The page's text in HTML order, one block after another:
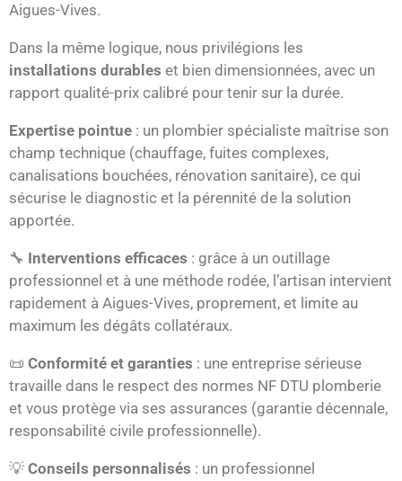
Aigues-Vives.
Dans la même logique, nous privilégions les
installations durables et bien dimensionnées, avec un
rapport qualité-prix calibré pour tenir sur la durée.
Expertise pointue : un plombier spécialiste maîtrise son
champ technique (chauffage, fuites complexes,
canalisations bouchées, rénovation sanitaire), ce qui
sécurise le diagnostic et la pérennité de la solution
apportée.
🔧 Interventions efficaces : grâce à un outillage
professionnel et à une méthode rodée, l’artisan intervient
rapidement à Aigues-Vives, proprement, et limite au
maximum les dégâts collatéraux.
📜 Conformité et garanties : une entreprise sérieuse
travaille dans le respect des normes NF DTU plomberie
et vous protège via ses assurances (garantie décennale,
responsabilité civile professionnelle).
💡 Conseils personnalisés : un professionnel